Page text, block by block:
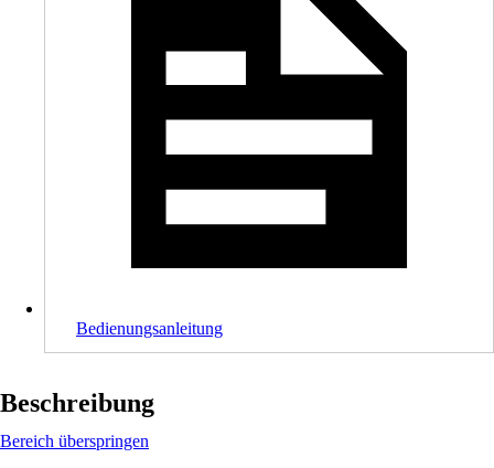
Bedienungsanleitung
Beschreibung
Bereich überspringen